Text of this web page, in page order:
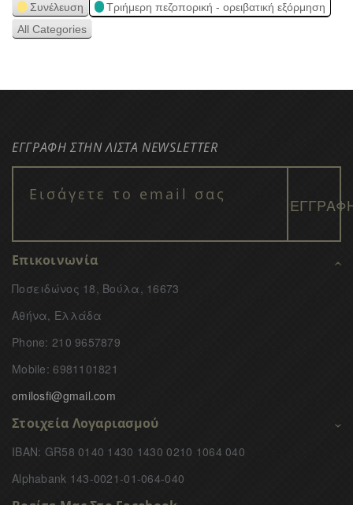
Συνέλευση
Τριήμερη πεζοπορική - ορειβατική εξόρμηση
All Categories
ΕΓΓΡΑΦΗ ΣΤΗΝ ΛΙΣΤΑ NEWSLETTER
Επικοινωνία
Ποσειδώνος 18, Βούλα, 16673
Αθήνα, Ελλάδα
Phone: 210 9657879
Mobile: 6981101821
omilosfi@gmail.com
Στοιχεία Λογαριασμού
IBAN: GR58 0140 1430 1430 0210 1064 040
Alphabank 143-0021-01-064-040